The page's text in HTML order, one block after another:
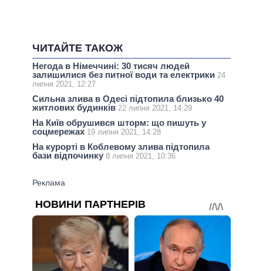
ЧИТАЙТЕ ТАКОЖ
Негода в Німеччині: 30 тисяч людей
залишилися без питної води та електрики 24
липня 2021, 12:27
Сильна злива в Одесі підтопила близько 40
житлових будинків 22 липня 2021, 14:29
На Київ обрушився шторм: що пишуть у
соцмережах 19 липня 2021, 14:28
На курорті в Коблевому злива підтопила
бази відпочинку 8 липня 2021, 10:36